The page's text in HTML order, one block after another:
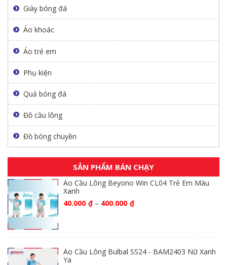
Giày bóng đá
Áo khoác
Áo trẻ em
Phụ kiện
Quả bóng đá
Đồ cầu lông
Đồ bóng chuyền
SẢN PHẨM BÁN CHẠY
Áo Cầu Lông Beyono Win CL04 Trẻ Em Màu
Xanh
40.000 ₫ – 400.000 ₫
Áo Cầu Lông Bulbal SS24 - BAM2403 Nữ Xanh
Ya